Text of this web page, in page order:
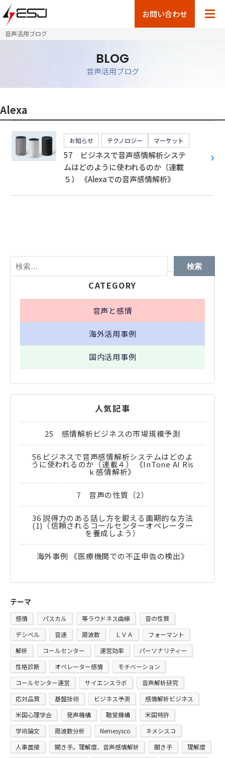
お問い合わせ
BLOG
音声活用ブログ
音声活用ブログ
Alexa
お知らせ テクノロジー マーケット
57 ビジネスで音声感情解析システ
ムはどのように使われるのか（連載
５） 《Alexaでの音声感情解析》
検
CATEGORY
音声と感情
海外活用事例
国内活用事例
人気記事
25 感情解析ビジネスの市場規模予測
56 ビジネスで音声感情解析システムはどのよ
うに使われるのか（連載４） 《InTone AI Ris
k 感情解析》
7 音声の性質（2）
36 説得力のある話し方を鍛える画期的な方法
(1)（信頼されるコールセンターオペレーター
を養成しよう）
海外事例 《医療機関での不正申告の検出》
テーマ
感情 パスカル 等ラウドネス曲線
音の性質
デシベル
音速 周波数 ＬＶＡ
フォーマント
解析
コールセンター 運営効率
パーソナリティー
性格診断
オペレーター感情
モチベーション
コールセンター運営
サイエンスラボ
音声解析研究
応対品質
基盤技術 ビジネス予測
感情解析ビジネス
米国心理学会
発声機構 聴覚機構
米国特許
学術論文
周波数分析 Nemesysco
ネメシスコ
人事面接
聞き手。理解度、音声感情解析 聞き手
理解度